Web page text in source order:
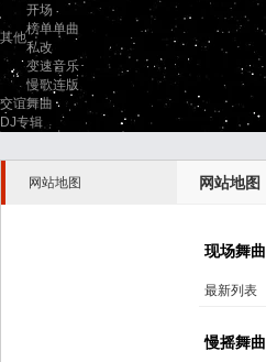
其他
开场
榜单单曲
私改
变速音乐
慢歌连版
交谊舞曲
DJ专辑
网站地图 网站地图
现场舞曲
最新列表
慢摇舞曲